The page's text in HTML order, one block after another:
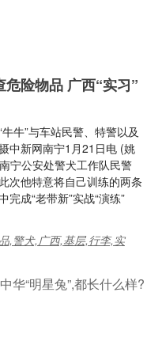
危险物品 广西“实习”
牛”与车站民警、特警以及
中新网南宁1月21日电 (姚
宁公安处警犬工作队民警
次他特意将自己训练的两条
成“老带新”实战“演练”
,警犬,广西,基层,行李,实